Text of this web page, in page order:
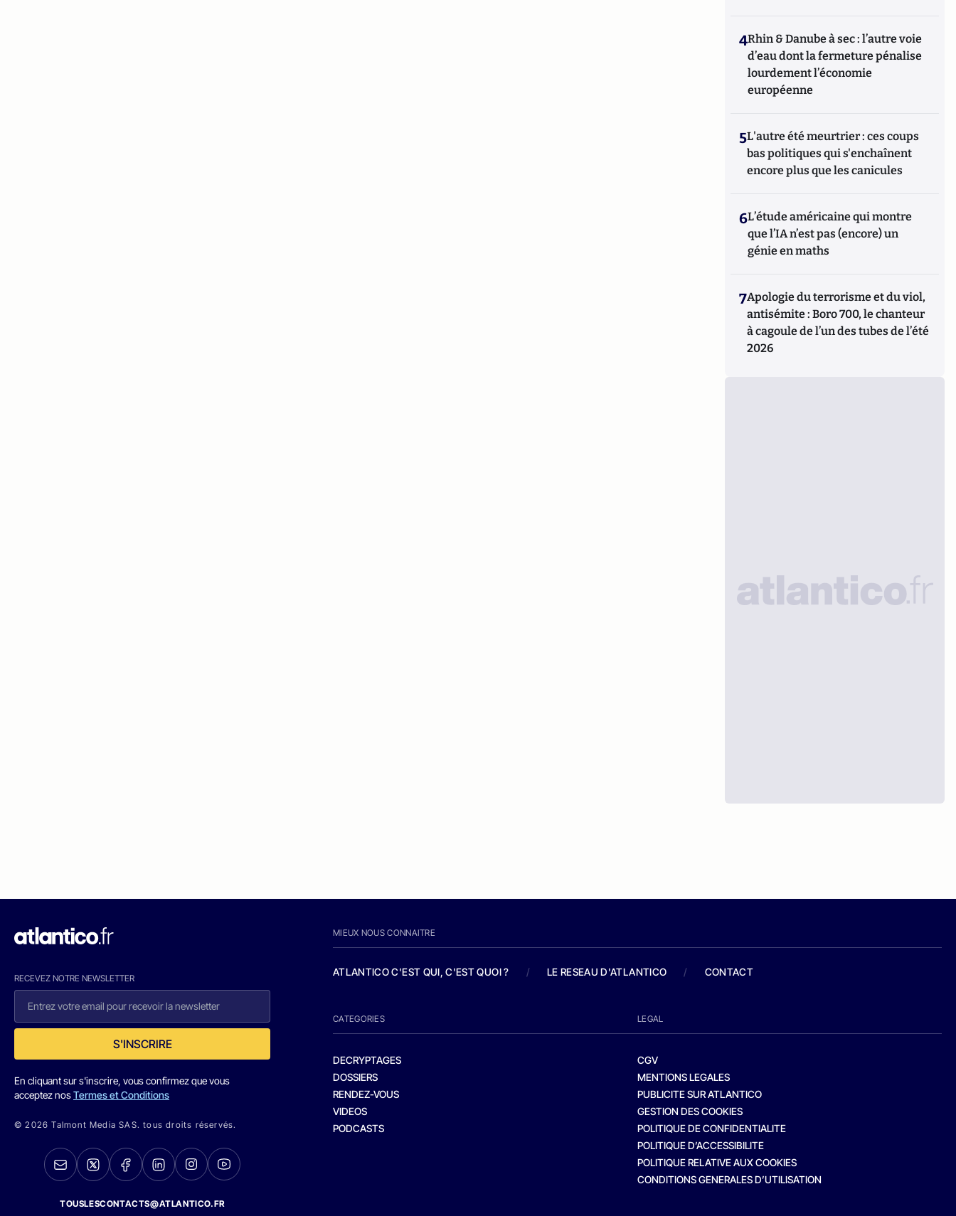
4Rhin & Danube à sec : l’autre voie
d’eau dont la fermeture pénalise
lourdement l’économie
européenne
5L'autre été meurtrier : ces coups
bas politiques qui s'enchaînent
encore plus que les canicules
6L’étude américaine qui montre
que l’IA n’est pas (encore) un
génie en maths
7Apologie du terrorisme et du viol,
antisémite : Boro 700, le chanteur
à cagoule de l’un des tubes de l’été
2026
RECEVEZ NOTRE NEWSLETTER
S'INSCRIRE
En cliquant sur s'inscrire, vous confirmez que vous
acceptez nosTermes et Conditions
© 2026 Talmont Media SAS. tous droits réservés.
TOUSLESCONTACTS@ATLANTICO.FR
MIEUX NOUS CONNAITRE
ATLANTICO C'EST QUI, C'EST QUOI ? / LE RESEAU D'ATLANTICO / CONTACT
CATEGORIES
DECRYPTAGES
DOSSIERS
RENDEZ-VOUS
VIDEOS
PODCASTS
LEGAL
CGV
MENTIONS LEGALES
PUBLICITE SUR ATLANTICO
GESTION DES COOKIES
POLITIQUE DE CONFIDENTIALITE
POLITIQUE D’ACCESSIBILITE
POLITIQUE RELATIVE AUX COOKIES
CONDITIONS GENERALES D’UTILISATION